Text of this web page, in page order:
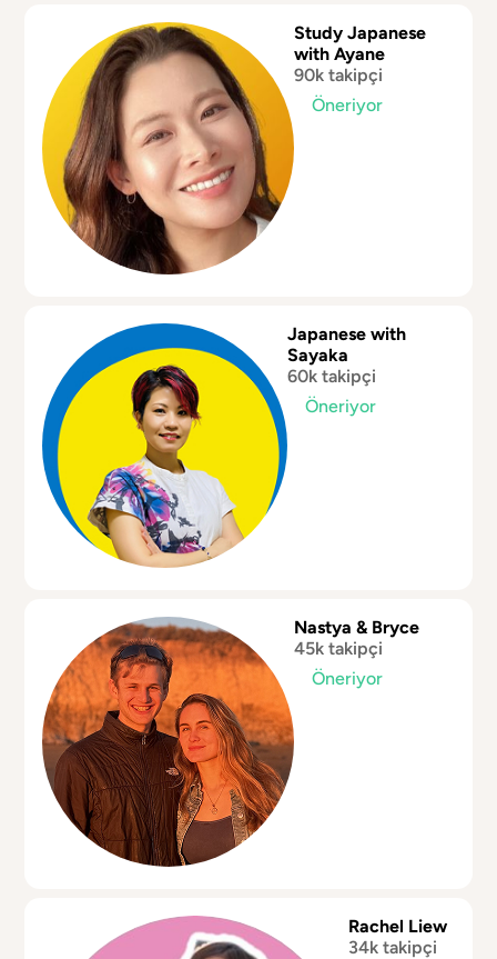
Study Japanese
with Ayane
90k takipçi
Öneriyor
Japanese with
Sayaka
60k takipçi
Öneriyor
Nastya & Bryce
45k takipçi
Öneriyor
Rachel Liew
34k takipçi